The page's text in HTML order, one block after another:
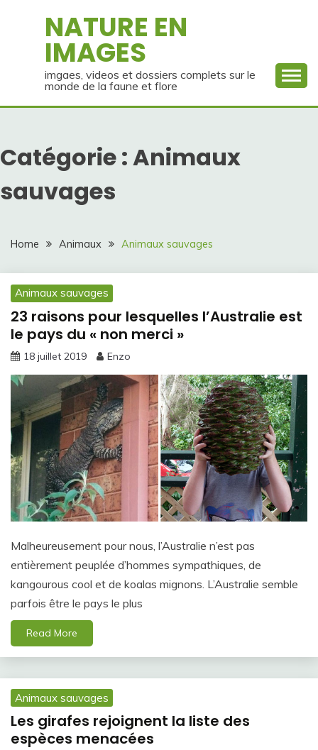
NATURE EN
IMAGES
imgaes, videos et dossiers complets sur le
monde de la faune et flore
Catégorie :Animaux
sauvages
Home Animaux Animaux sauvages
Animaux sauvages
23 raisons pour lesquelles l’Australie est
le pays du « non merci »
18 juillet 2019 Enzo
Malheureusement pour nous, l’Australie n’est pas
entièrement peuplée d’hommes sympathiques, de
kangourous cool et de koalas mignons. L’Australie semble
parfois être le pays le plus
Read More
Animaux sauvages
Les girafes rejoignent la liste des
espèces menacées